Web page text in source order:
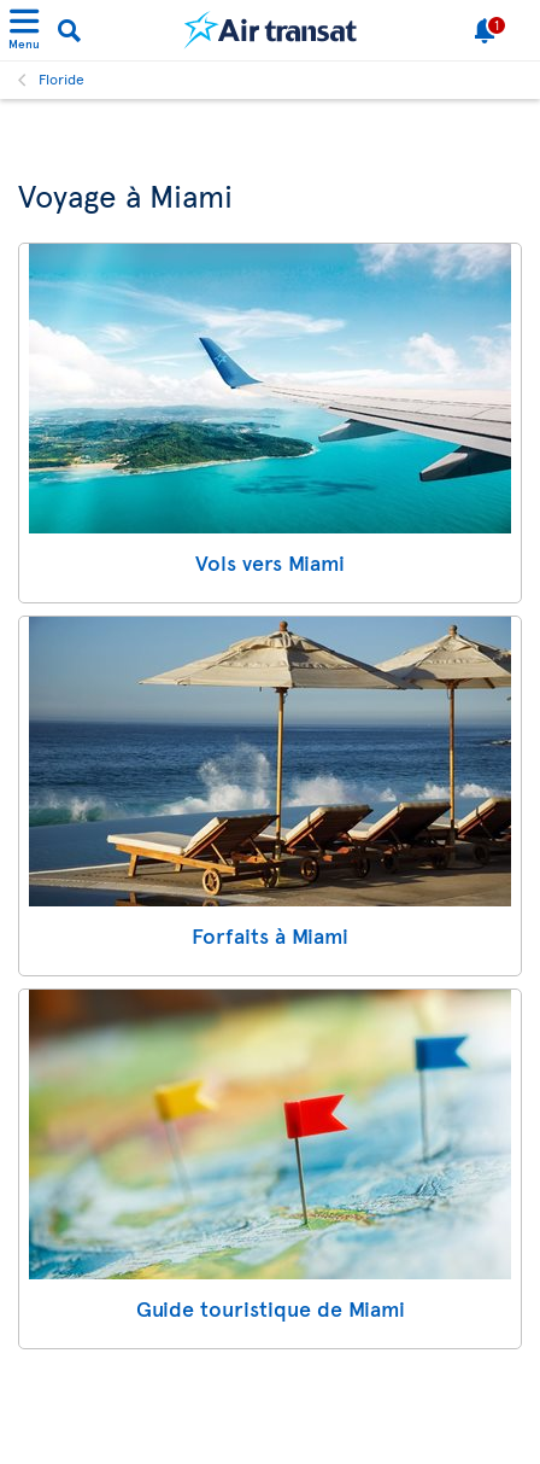
Menu
1
Floride
Voyage à Miami
Vols vers Miami
Forfaits à Miami
Guide touristique de Miami